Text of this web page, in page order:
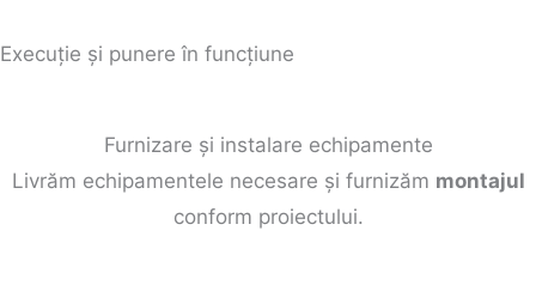
Execuție și punere în funcțiune
Furnizare și instalare echipamente
Livrăm echipamentele necesare și furnizăm montajul
conform proiectului.